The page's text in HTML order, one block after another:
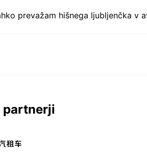
prevažam hišnega ljubljenčka v
partnerji